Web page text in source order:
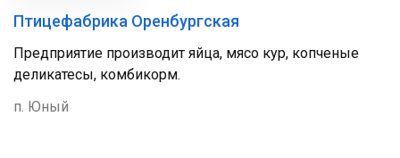
Птицефабрика Оренбургская
Предприятие производит яйца, мясо кур, копченые
деликатесы, комбикорм.
п. Юный